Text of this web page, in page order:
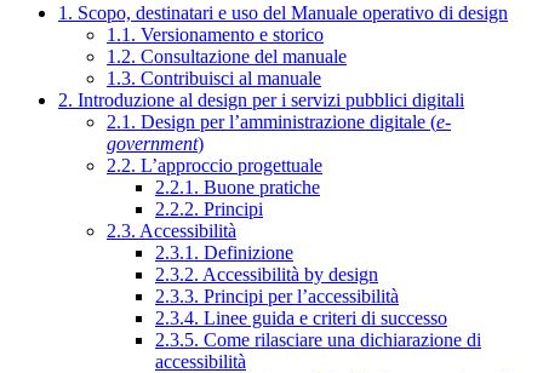
1. Scopo, destinatari e uso del Manuale operativo di design
1.1. Versionamento e storico
1.2. Consultazione del manuale
1.3. Contribuisci al manuale
2. Introduzione al design per i servizi pubblici digitali
2.1. Design per l’amministrazione digitale (e-
government)
2.2. L’approccio progettuale
2.2.1. Buone pratiche
2.2.2. Principi
2.3. Accessibilità
2.3.1. Definizione
2.3.2. Accessibilità by design
2.3.3. Principi per l’accessibilità
2.3.4. Linee guida e criteri di successo
2.3.5. Come rilasciare una dichiarazione di
accessibilità